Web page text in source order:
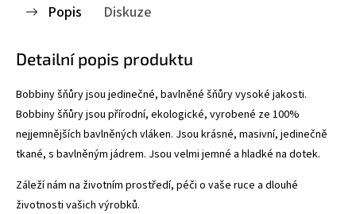
Popis Diskuze
Detailní popis produktu
Bobbiny šňůry jsou jedinečné, bavlněné šňůry vysoké jakosti.
Bobbiny šňůry jsou přírodní, ekologické, vyrobené ze 100%
nejjemnějších bavlněných vláken. Jsou krásné, masivní, jedinečně
tkané, s bavlněným jádrem. Jsou velmi jemné a hladké na dotek.
Záleží nám na životním prostředí, péči o vaše ruce a dlouhé
životnosti vašich výrobků.